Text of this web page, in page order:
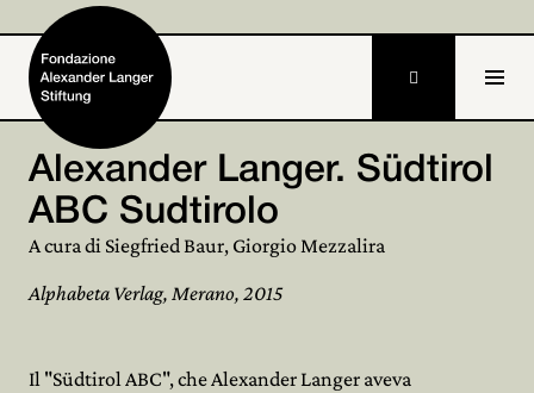
Home
Alexander Langer

Alexander Langer. Südtirol
ABC Sudtirolo
A cura di Siegfried Baur, Giorgio Mezzalira
Alphabeta Verlag, Merano, 2015
Il "Südtirol ABC", che Alexander Langer aveva